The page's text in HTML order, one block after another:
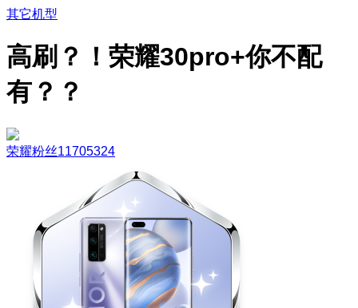
其它机型
高刷？！荣耀30pro+你不配
有？？
荣耀粉丝11705324